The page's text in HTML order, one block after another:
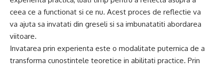
ceea ce a functionat si ce nu. Acest proces de reflectie va
va ajuta sa invatati din greseli si sa imbunatatiti abordarea
viitoare.
Invatarea prin experienta este o modalitate puternica de a
transforma cunostintele teoretice in abilitati practice. Prin